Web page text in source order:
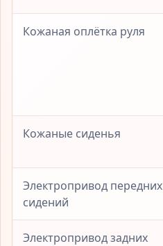
Кожаная оплётка руля
Кожаные сиденья
Электропривод передних
сидений
Электропривод задних